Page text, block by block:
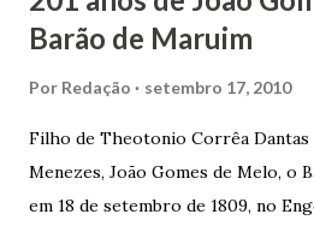
Barão de Maruim
Por Redação setembro 17, 2010
Filho de Theotonio Corrêa Dantas
Menezes, João Gomes de Melo, o
em 18 de setembro de 1809, no